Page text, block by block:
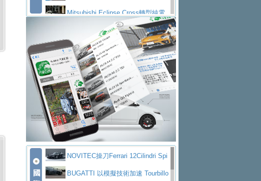
SO Super Great今日在台登場，結合先進安
ntis四品牌經銷權，全新多品牌旗艦展示中
心開幕啟用
屏東特搜大隊再添新利器 SITRAK
救助器材車買氣不衰、SUZUKI經銷商勇於開啟
全新大店，新北都鈴木占地500坪土城旗艦
展示中心開幕
2025第七屆ISUZU運轉職人挑戰賽
熱血登場 展現極致車技與專業職人精神
H2GP世界總決賽圓滿落幕 台灣團
隊表現精彩淨零減碳指標性應用 純電動水泥預
拌車 消防車除了滅火裝備還需要什麼？
一探SITRAK “準” 消防車的究竟
大益金龍初試啼聲，汽柴油5噸貨車
不是對手正宗年鑑2025年全球自動車年鑑1月
下旬問世！2024第六屆ISUZU運轉職人挑戰賽
首度前進南台灣熱烈開戰
豪華電能休旅新星 Audi Q4 Sportba
付至少得等一年以上
Mitsubishi Eclipse Cross轉型純電
休旅 87kWh電池續航超過600公里
全新BMW 318i Touring豪華旅行車
全台限量200台 進化現型
不等零關稅的紅利，Jeep品牌今日
起展開首批車交車
Volvo EX60 即將叩關，靜肅性、底
盤與數位介面搶先揭露
Audi Q9 將於 2026 年底上市 旗艦
大型 SUV 鎖定七人座豪華市場
BMW攜手漫威電影【蜘蛛人：重生
日】 Skoda 發表全新 Peaq 內裝：七人
座純電旗艦 SUV，行李廂最大可達 935 公
升
全新純電 Mercedes-Benz C 400 4
MATIC Electric 登場
奢華與科技大躍進，MAZDA全新3
代CX-5全方位進化提前亮相並展開預售94.9
馬自達公布 2027 年式 MX-5 更
國
NOVITEC操刀Ferrari 12Cilindri Spi
der 碳纖維空力、鍛造輪圈與Inconel排氣
BUGATTI 以模擬技術加速 Tourbillo